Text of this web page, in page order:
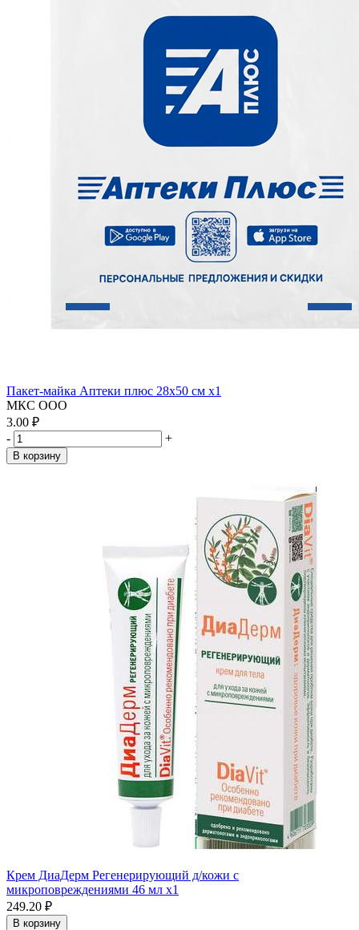
Пакет-майка Аптеки плюс 28х50 см x1
МКС ООО
3.00 ₽
-
+
В корзину
Крем ДиаДерм Регенерирующий д/кожи с
микроповреждениями 46 мл x1
249.20 ₽
В корзину